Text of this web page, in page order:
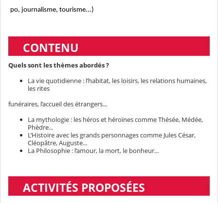
po, journalisme, tourisme...)
CONTENU
Quels sont les thèmes abordés ?
La vie quotidienne : l’habitat, les loisirs, les relations humaines,
les rites
funéraires, l’accueil des étrangers...
La mythologie : les héros et héroïnes comme Thésée, Médée,
Phèdre...
L’Histoire avec les grands personnages comme Jules César,
Cléopâtre, Auguste...
La Philosophie : l’amour, la mort, le bonheur...
ACTIVITÉS PROPOSÉES